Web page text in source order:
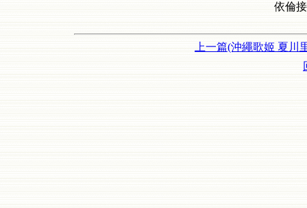
依倫
上一篇(沖繩歌姬 夏川